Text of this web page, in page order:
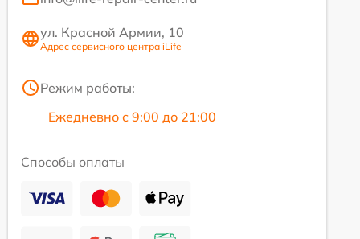
ул. Красной Армии, 10
Адрес сервисного центра iLife
Режим работы:
Ежедневно с 9:00 до 21:00
Способы оплаты